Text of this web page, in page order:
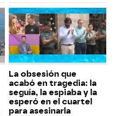
La obsesión que
acabó en tragedia: la
seguía, la espiaba y la
esperó en el cuartel
para asesinarla